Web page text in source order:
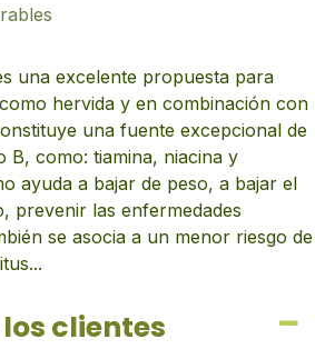
una excelente propuesta para
hervida y en combinación con
una fuente excepcional de
B, como: tiamina, niacina y
ayuda a bajar de peso, a bajar el
prevenir las enfermedades
se asocia a un menor riesgo de
clientes